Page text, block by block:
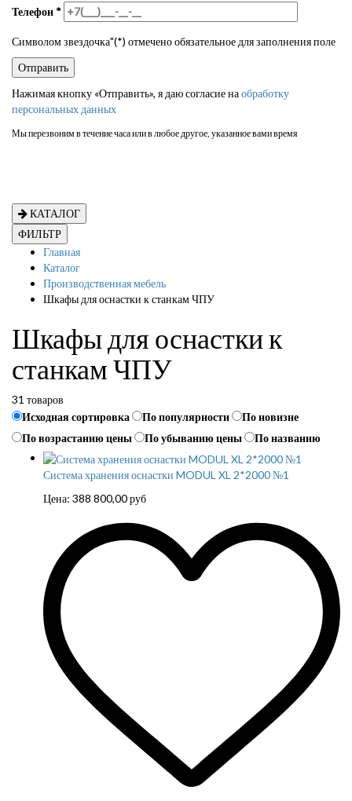
Телефон *
Символом звездочка"(*) отмечено обязательное для заполнения поле
Нажимая кнопку «Отправить», я даю согласие наобработку
персональных данных
Мы перезвоним в течение часа или в любое другое, указанное вами время
КАТАЛОГ
ФИЛЬТР
Главная
Каталог
Производственная мебель
Шкафы для оснастки к станкам ЧПУ
Шкафы для оснастки к
станкам ЧПУ
31 товаров
Исходная сортировка
По популярности
По новизне
По возрастанию цены
По убыванию цены По названию
Система хранения оснастки MODUL XL 2*2000 №1
Цена: 388 800,00руб